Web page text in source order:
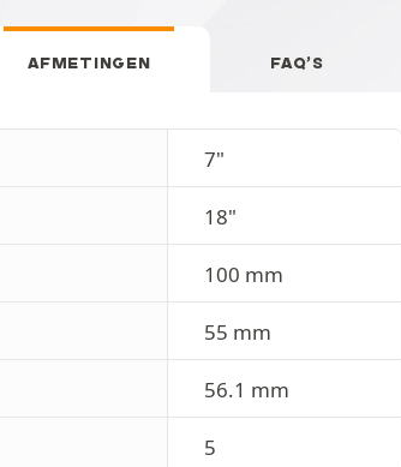
AFMETINGEN FAQ’S
7"
18"
100 mm
55 mm
56.1 mm
5